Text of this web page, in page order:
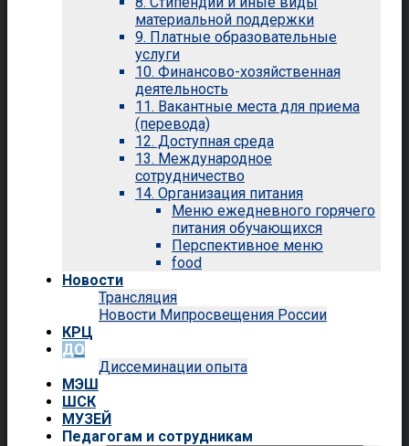
материальной поддержки
9. Платные образовательные
услуги
10. Финансово-хозяйственная
деятельность
11. Вакантные места для приема
(перевода)
12. Доступная среда
13. Международное
сотрудничество
14. Организация питания
Меню ежедневного горячего
питания обучающихся
Перспективное меню
food
Новости
Трансляция
Новости Мипросвещения России
КРЦ
ДО
Диссеминации опыта
МЭШ
ШСК
МУЗЕЙ
Педагогам и сотрудникам